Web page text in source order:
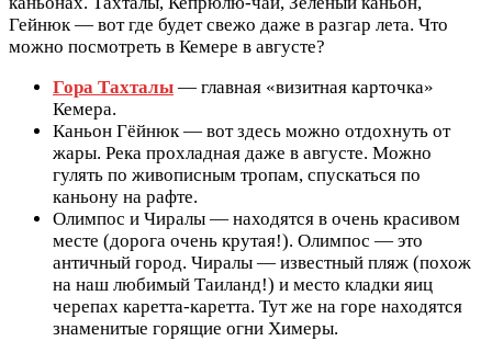
Гейнюк — вот где будет свежо даже в разгар лета. Что
можно посмотреть в Кемере в августе?
Гора Тахталы — главная «визитная карточка»
Кемера.
Каньон Гёйнюк — вот здесь можно отдохнуть от
жары. Река прохладная даже в августе. Можно
гулять по живописным тропам, спускаться по
каньону на рафте.
Олимпос и Чиралы — находятся в очень красивом
месте (дорога очень крутая!). Олимпос — это
античный город. Чиралы — известный пляж (похож
на наш любимый Таиланд!) и место кладки яиц
черепах каретта-каретта. Тут же на горе находятся
знаменитые горящие огни Химеры.